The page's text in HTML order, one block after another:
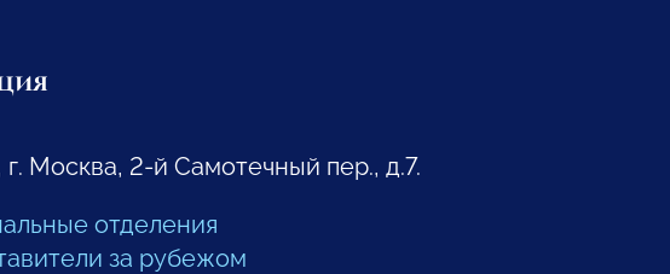
г. Москва, 2-й Самотечный пер., д.7.
отделения
за рубежом